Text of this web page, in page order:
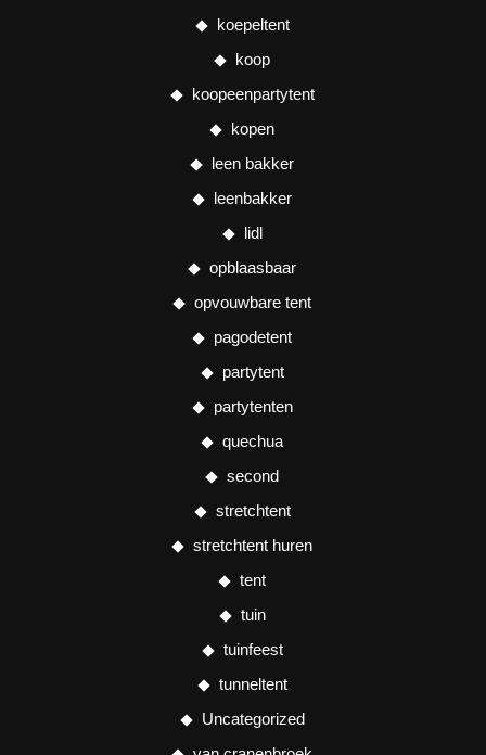
koepeltent
koop
koopeenpartytent
kopen
leen bakker
leenbakker
lidl
opblaasbaar
opvouwbare tent
pagodetent
partytent
partytenten
quechua
second
stretchtent
stretchtent huren
tent
tuin
tuinfeest
tunneltent
Uncategorized